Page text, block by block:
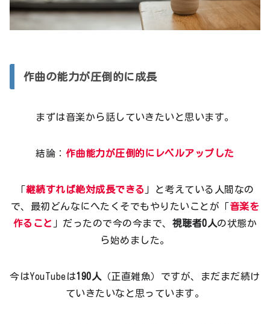
作曲の能力が圧倒的に成長
まずは音楽から話していきたいと思います。
結論： 作曲能力が圧倒的にレベルアップした
「継続すれば絶対成長できる 」と考えている人間なの
で、最初どんなにへたくそでもやりたいことが「音楽を
作ること 」だったので今の今まで、 視聴者0人の状態か
ら始めました。
今はYouTubeは190人
（正直雑魚）ですが、まだまだ続け
ていきたいなと思っています。